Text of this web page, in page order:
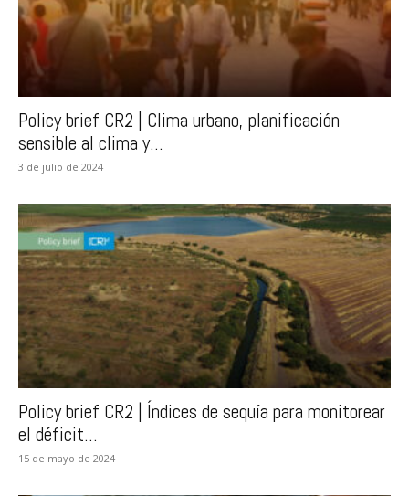
Policy brief CR2 | Clima urbano, planificación
sensible al clima y...
3 de julio de 2024
Policy brief CR2 | Índices de sequía para monitorear
el déficit...
15 de mayo de 2024